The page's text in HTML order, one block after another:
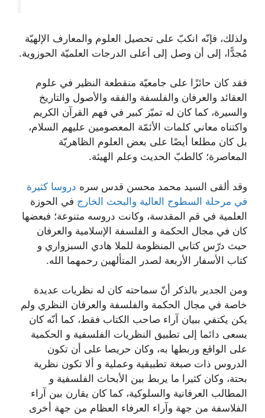
ولذلك، فإنّه انكبّ على تحصيل العلوم والمعارف الإلهيّة
مُجدًّا، إلى أن وصل إلى أعلى الدرجات العلميّة الحوزوية.
فقد كان حائزًا على جامعيّة منقطعة النظير في علوم
العقائد والعرفان والفلسفة والفقه والأصول والتاريخ
والسيرة، كما كان له تميّز كبير في فهم القرآن الكريم
واكتناه معاني كلمات الأئمّة المعصومين عليهم السلام،
بل كان مطلعا أيضًا على بعض العلوم الظاهريّة
المعاصرة؛ كالطبّ الحديث وعلم الهيئة.
وقد ألقى السيد محمد محسن قدس سره دروسا كثيرة
في مرحلة السطوح العالية والبحث الخارج في الحوزة
العلمية في قم المقدسة، وكانت دروسه متنوعة؛ فبعضها
كان في مجال الحكمة و الفلسفة الإسلامية والعرفان
حيث درّس كتابي المنظومة للملا هادي السبزواري و
كتاب الأسفار الأربعة لصدر المتألهين رحمهما الله.
ومن الجدير بالذكر أنّ سماحته كان له نظريات عديدة
خاصة في مجال الحكمة والفلسفة والعرفان النظري ولم
يكن يكتفي ببيان آراء صاحب الكتاب فقط، كما أنّه كان
يسعى دائما إلى تطبيق النظريات الفلسفية و الحكمية
على الواقع وربطها به، وكان حريصا على أن تكون
الدروس ذات صبغة تطبيقية وعملية و ألا تكون نظرية
بحتة، وكان كثيرا ما يربط بين الأبحاث الفلسفية و
المطالب العرفانية والسلوكية، كما كان يقارن بين آراء
الفلاسفة من جهة وآراء العرفاء العظام من جهة أخرى